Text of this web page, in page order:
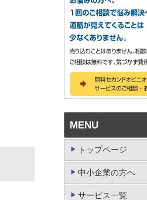
MENU
トップページ
中小企業の方へ
サービス一覧